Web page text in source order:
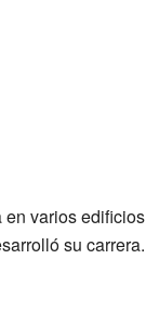
varios edificios
su carrera.